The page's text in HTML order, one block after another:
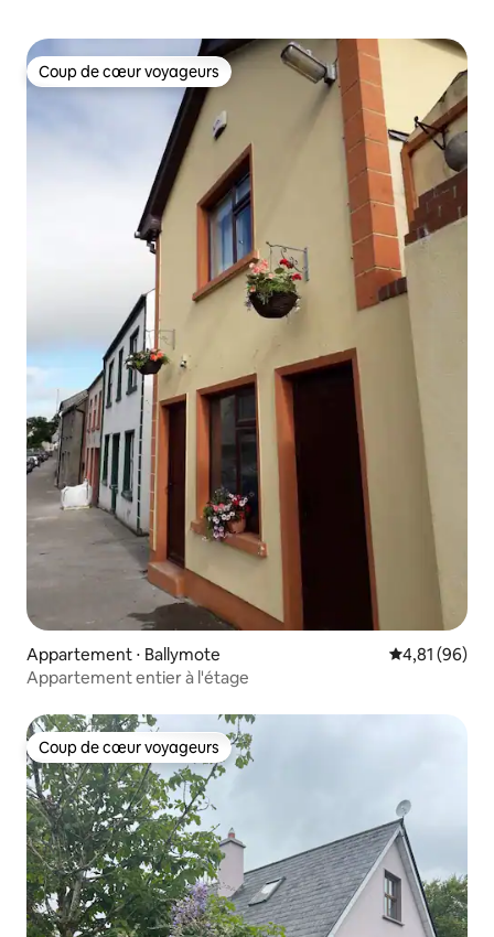
Coup de cœur voyageurs
Coup de cœur voyageurs
Appartement ⋅ Ballymote Évaluation
4,81 (96)
Appartement entier à l'étage
Coup de cœur voyageurs
Coup de cœur voyageurs